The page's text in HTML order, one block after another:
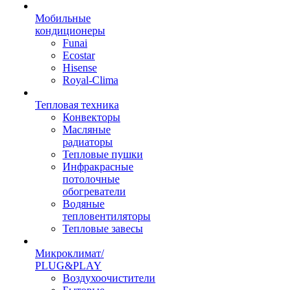
Мобильные
кондиционеры
Funai
Ecostar
Hisense
Royal-Clima
Тепловая техника
Конвекторы
Масляные
радиаторы
Тепловые пушки
Инфракрасные
потолочные
обогреватели
Водяные
тепловентиляторы
Тепловые завесы
Микроклимат/
PLUG&PLAY
Воздухоочистители